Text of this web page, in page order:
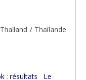
Thailand / Thaïlande
: résultats Le